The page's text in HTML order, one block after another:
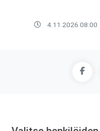
4.11.2026 08:00